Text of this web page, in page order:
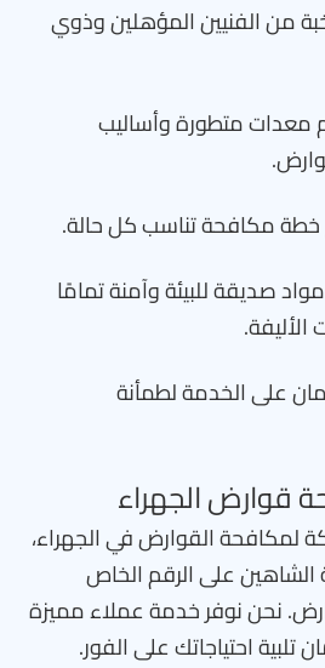
من الفنيين المؤهلين وذوي
معدات متطورة وأساليب
مكافحة تناسب كل حالة.
صديقة للبيئة وآمنة تمامًا
الأليفة.
على الخدمة لطمأنة
قوارض الجهراء
لمكافحة القوارض في الجهراء،
الشاهين على الرقم الخاص
نحن نوفر خدمة عملاء مميزة
تلبية احتياجاتك على الفور.